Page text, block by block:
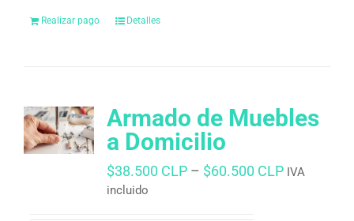
Realizar pago Detalles
Armado de Muebles
a Domicilio
$38.500 CLP– $60.500 CLP IVA
incluido